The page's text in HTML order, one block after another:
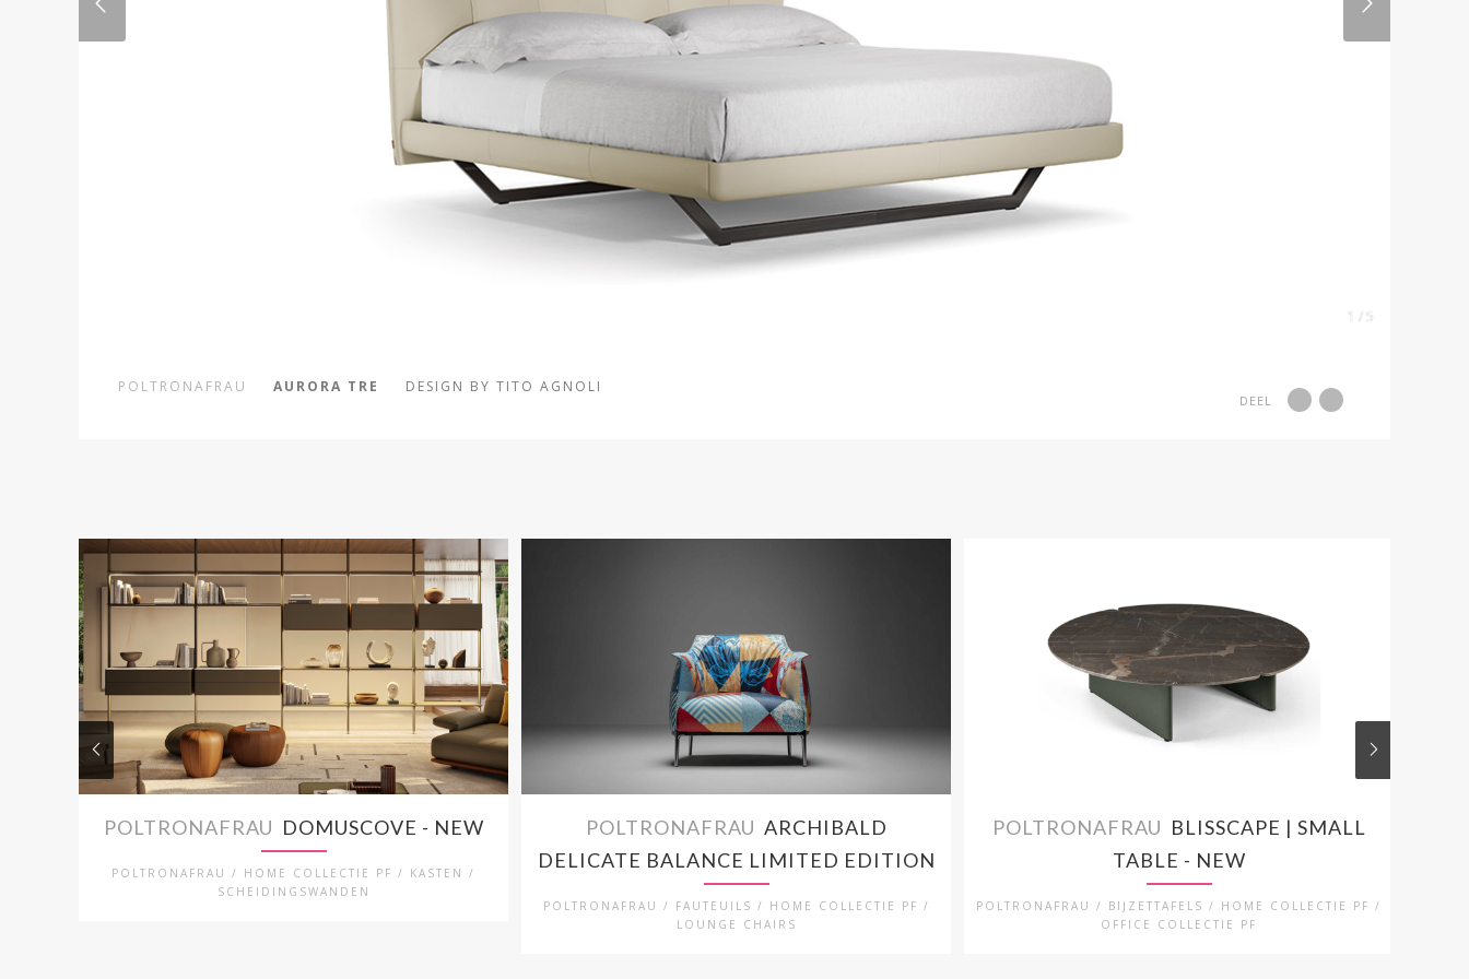
1 / 5
POLTRONAFRAU AURORA TRE DESIGN BY TITO AGNOLI
DEEL
POLTRONAFRAU DOMUSCOVE - NEW
POLTRONAFRAU / HOME COLLECTIE PF / KASTEN /
SCHEIDINGSWANDEN
POLTRONAFRAU ARCHIBALD
DELICATE BALANCE LIMITED EDITION
POLTRONAFRAU / FAUTEUILS / HOME COLLECTIE PF /
LOUNGE CHAIRS
POLTRONAFRAU BLISSCAPE | SMALL
TABLE - NEW
POLTRONAFRAU / BIJZETTAFELS / HOME COLLECTIE PF /
OFFICE COLLECTIE PF